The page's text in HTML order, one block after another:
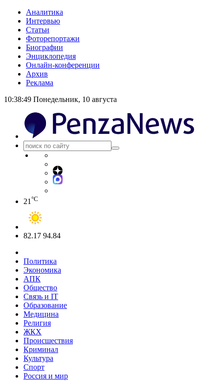
Аналитика
Интервью
Статьи
Фоторепортажи
Биографии
Энциклопедия
Онлайн-конференции
Архив
Реклама
10:38:50 Понедельник, 10 августа
21 °C
82.17 94.84
Политика
Экономика
АПК
Общество
Связь и IT
Образование
Медицина
Религия
ЖКХ
Происшествия
Криминал
Культура
Спорт
Россия и мир